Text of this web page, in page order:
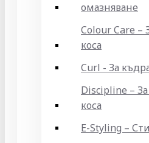
омазняване
Colour Care –
коса
Curl - За
Discipline –
коса
E-Styling –